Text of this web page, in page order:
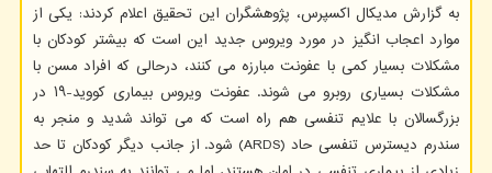
به گزارش مدیکال اکسپرس، پژوهشگران این تحقیق اعلام کردند: یکی از
موارد اعجاب انگیز در مورد ویروس جدید این است که بیشتر کودکان با
مشکلات بسیار کمی با عفونت مبارزه می کنند، درحالی که افراد مسن با
مشکلات بسیاری روبرو می شوند. عفونت ویروس بیماری کووید-۱۹ در
بزرگسالان با علایم تنفسی هم راه است که می تواند شدید و منجر به
سندرم دیسترس تنفسی حاد (ARDS) شود. از جانب دیگر کودکان تا حد